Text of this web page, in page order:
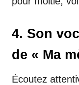
4. Son
de « Ma
Écoutez